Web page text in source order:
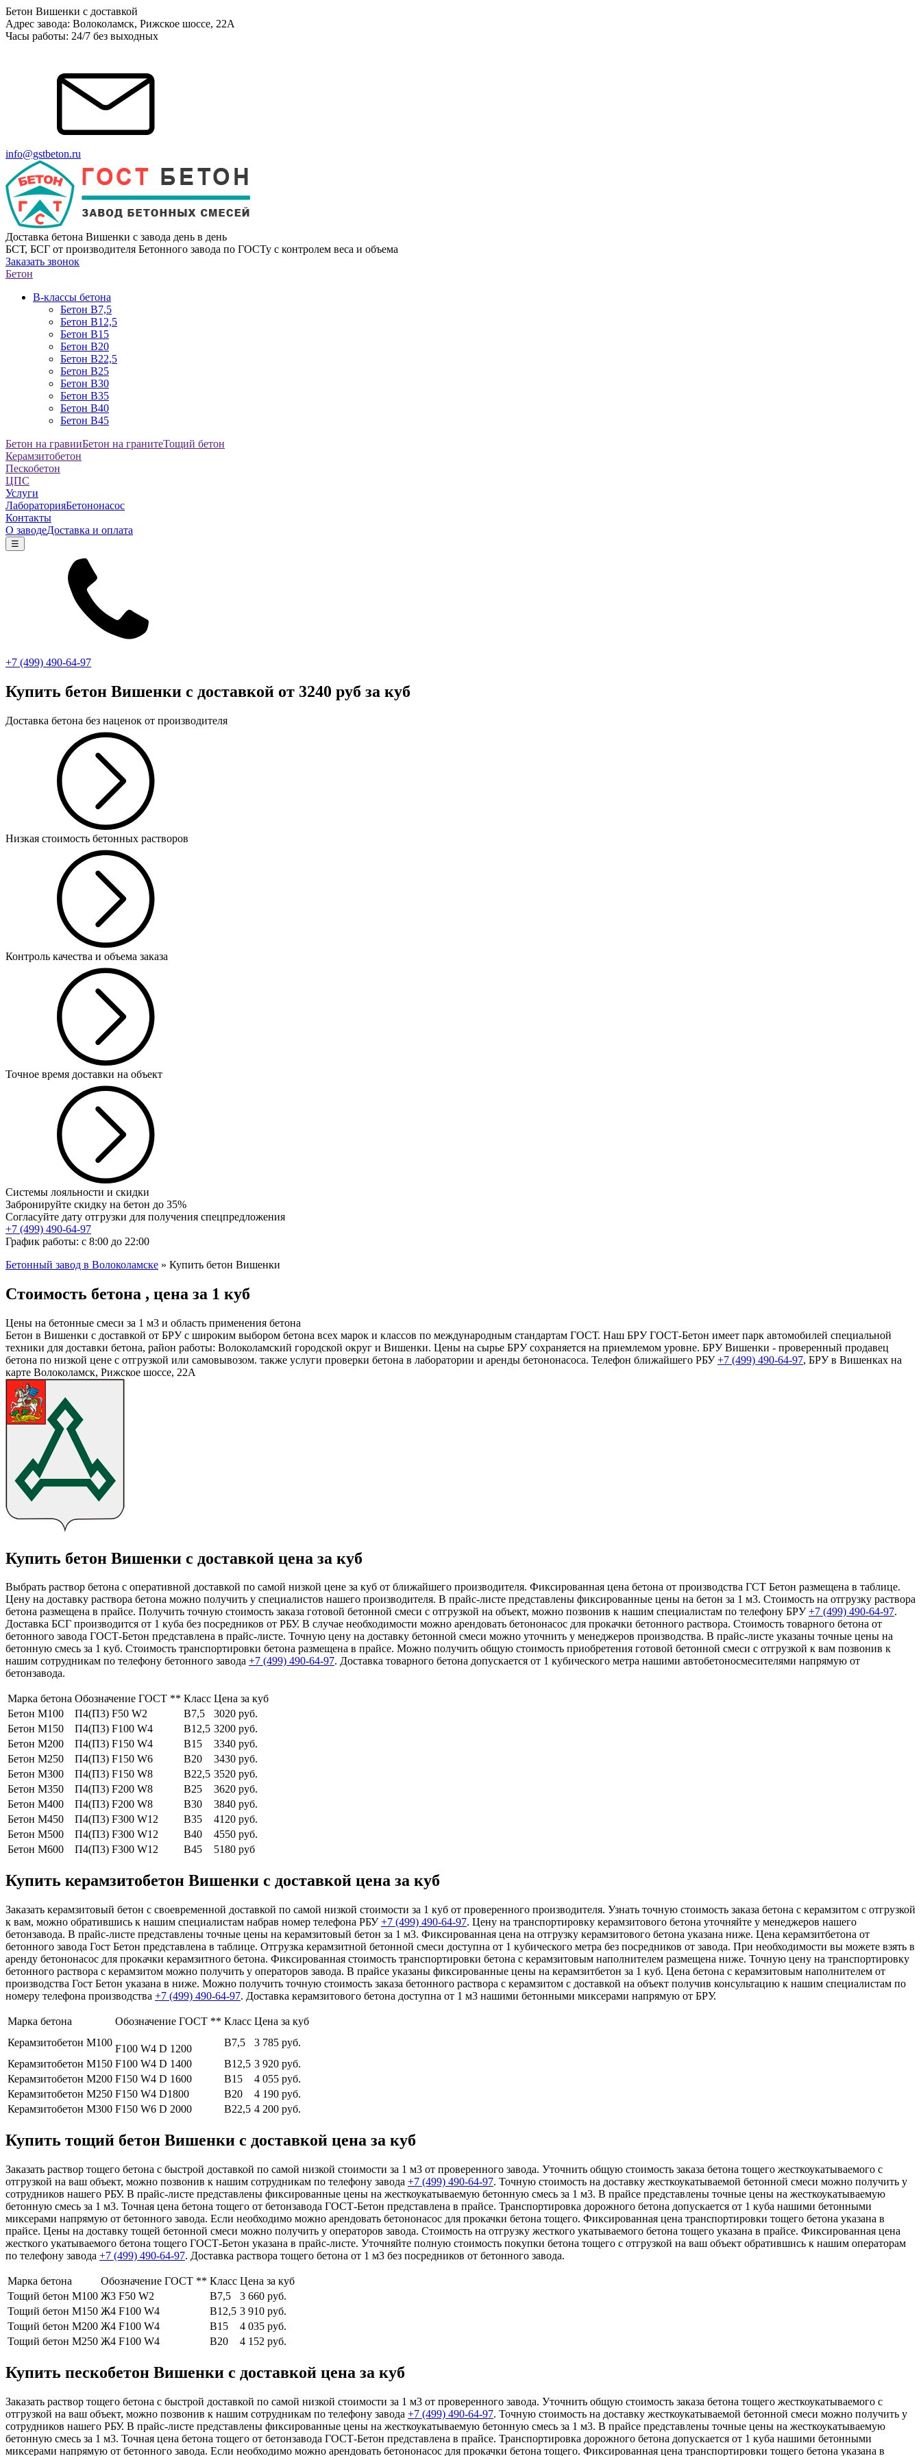
Бетон Вишенки с доставкой
Адрес завода: Волоколамск, Рижское шоссе, 22А
Часы работы: 24/7 без выходных
info@gstbeton.ru
Доставка бетона Вишенки с завода день в день
БСТ, БСГ от производителя Бетонного завода по ГОСТу с контролем веса и объема
Заказать звонок
Бетон
В-классы бетона
Бетон B7,5
Бетон B12,5
Бетон B15
Бетон B20
Бетон B22,5
Бетон B25
Бетон B30
Бетон B35
Бетон B40
Бетон B45
Бетон на гравииБетон на гранитеТощий бетон
Керамзитобетон
Пескобетон
ЦПС
Услуги
ЛабораторияБетононасос
Контакты
О заводеДоставка и оплата
☰
+7 (499) 490-64-97
Купить бетон Вишенки с доставкой от 3240 руб за куб
Доставка бетона без наценок от производителя
Низкая стоимость бетонных растворов
Контроль качества и объема заказа
Точное время доставки на объект
Системы лояльности и скидки
Забронируйте скидку на бетон до 35%
Согласуйте дату отгрузки для получения спецпредложения
+7 (499) 490-64-97
График работы: с 8:00 до 22:00
Бетонный завод в Волоколамске » Купить бетон Вишенки
Стоимость бетона , цена за 1 куб
Цены на бетонные смеси за 1 м3 и область применения бетона
Бетон в Вишенки с доставкой от БРУ с широким выбором бетона всех марок и классов по международным стандартам ГОСТ. Наш БРУ ГОСТ-Бетон имеет парк автомобилей специальной
техники для доставки бетона, район работы: Волоколамский городской округ и Вишенки. Цены на сырье БРУ сохраняется на приемлемом уровне. БРУ Вишенки - проверенный продавец
бетона по низкой цене с отгрузкой или самовывозом. также услуги проверки бетона в лаборатории и аренды бетононасоса. Телефон ближайшего РБУ+7 (499) 490-64-97, БРУ в Вишенках на
карте Волоколамск, Рижское шоссе, 22А
Купить бетон Вишенки с доставкой цена за куб
Выбрать раствор бетона с оперативной доставкой по самой низкой цене за куб от ближайшего производителя. Фиксированная цена бетона от производства ГСТ Бетон размещена в таблице.
Цену на доставку раствора бетона можно получить у специалистов нашего производителя. В прайс-листе представлены фиксированные цены на бетон за 1 м3. Стоимость на отгрузку раствора
бетона размещена в прайсе. Получить точную стоимость заказа готовой бетонной смеси с отгрузкой на объект, можно позвонив к нашим специалистам по телефону БРУ+7 (499) 490-64-97.
Доставка БСГ производится от 1 куба без посредников от РБУ. В случае необходимости можно арендовать бетононасос для прокачки бетонного раствора. Стоимость товарного бетона от
бетонного завода ГОСТ-Бетон представлена в прайс-листе. Точную цену на доставку бетонной смеси можно уточнить у менеджеров производства. В прайс-листе указаны точные цены на
бетонную смесь за 1 куб. Стоимость транспортировки бетона размещена в прайсе. Можно получить общую стоимость приобретения готовой бетонной смеси с отгрузкой к вам позвонив к
нашим сотрудникам по телефону бетонного завода +7 (499) 490-64-97. Доставка товарного бетона допускается от 1 кубического метра нашими автобетоносмесителями напрямую от
бетонзавода.
Марка бетона Обозначение ГОСТ ** Класс Цена за куб
Бетон М100
П4(П3) F50 W2 В7,5
3020 руб.
Бетон М150
П4(П3) F100 W4 В12,5 3200 руб.
Бетон М200
П4(П3) F150 W4 В15
3340 руб.
Бетон М250
П4(П3) F150 W6 В20
3430 руб.
Бетон М300
П4(П3) F150 W8 В22,5 3520 руб.
Бетон М350
П4(П3) F200 W8 В25
3620 руб.
Бетон М400
П4(П3) F200 W8 В30
3840 руб.
Бетон М450
П4(П3) F300 W12 В35
4120 руб.
Бетон М500
П4(П3) F300 W12 В40
4550 руб.
Бетон М600
П4(П3) F300 W12 В45 5180 руб
Купить керамзитобетон Вишенки с доставкой цена за куб
Заказать керамзитовый бетон с своевременной доставкой по самой низкой стоимости за 1 куб от проверенного производителя. Узнать точную стоимость заказа бетона с керамзитом с отгрузкой
к вам, можно обратившись к нашим специалистам набрав номер телефона РБУ+7 (499) 490-64-97. Цену на транспортировку керамзитового бетона уточняйте у менеджеров нашего
бетонзавода. В прайс-листе представлены точные цены на керамзитовый бетон за 1 м3. Фиксированная цена на отгрузку керамзитового бетона указана ниже. Цена керамзитбетона от
бетонного завода Гост Бетон представлена в таблице. Отгрузка керамзитной бетонной смеси доступна от 1 кубического метра без посредников от завода. При необходимости вы можете взять в
аренду бетононасос для прокачки керамзитного бетона. Фиксированная стоимость транспортировки бетона с керамзитовым наполнителем размещена ниже. Точную цену на транспортировку
бетонного раствора с керамзитом можно получить у операторов завода. В прайсе указаны фиксированные цены на керамзитбетон за 1 куб. Цена бетона с керамзитовым наполнителем от
производства Гост Бетон указана в ниже. Можно получить точную стоимость заказа бетонного раствора с керамзитом с доставкой на объект получив консультацию к нашим специалистам по
номеру телефона производства +7 (499) 490-64-97. Доставка керамзитового бетона доступна от 1 м3 нашими бетонными миксерами напрямую от БРУ.
Марка бетона Обозначение ГОСТ ** Класс Цена за куб
Керамзитобетон М100
F100 W4 D 1200
В7,5
3 785 руб.
Керамзитобетон М150 F100 W4 D 1400 В12,5 3 920 руб.
Керамзитобетон М200 F150 W4 D 1600 В15
4 055 руб.
Керамзитобетон М250 F150 W4 D1800 В20
4 190 руб.
Керамзитобетон М300 F150 W6 D 2000 В22,5 4 200 руб.
Купить тощий бетон Вишенки с доставкой цена за куб
Заказать раствор тощего бетона с быстрой доставкой по самой низкой стоимости за 1 м3 от проверенного завода. Уточнить общую стоимость заказа бетона тощего жесткоукатываемого с
отгрузкой на ваш объект, можно позвонив к нашим сотрудникам по телефону завода +7 (499) 490-64-97. Точную стоимость на доставку жесткоукатываемой бетонной смеси можно получить у
сотрудников нашего РБУ. В прайс-листе представлены фиксированные цены на жесткоукатываемую бетонную смесь за 1 м3. В прайсе представлены точные цены на жесткоукатываемую
бетонную смесь за 1 м3. Точная цена бетона тощего от бетонзавода ГОСТ-Бетон представлена в прайсе. Транспортировка дорожного бетона допускается от 1 куба нашими бетонными
миксерами напрямую от бетонного завода. Если необходимо можно арендовать бетононасос для прокачки бетона тощего. Фиксированная цена транспортировки тощего бетона указана в
прайсе. Цены на доставку тощей бетонной смеси можно получить у операторов завода. Стоимость на отгрузку жесткого укатываемого бетона тощего указана в прайсе. Фиксированная цена
жесткого укатываемого бетона тощего ГОСТ-Бетон указана в прайс-листе. Уточняйте полную стоимость покупки бетона тощего с отгрузкой на ваш объект обратившись к нашим операторам
по телефону завода +7 (499) 490-64-97. Доставка раствора тощего бетона от 1 м3 без посредников от бетонного завода.
Марка бетона Обозначение ГОСТ ** Класс Цена за куб
Тощий бетон М100 Ж3 F50 W2 В7,5
3 660 руб.
Тощий бетон М150 Ж4 F100 W4 В12,5 3 910 руб.
Тощий бетон М200 Ж4 F100 W4 В15
4 035 руб.
Тощий бетон М250 Ж4 F100 W4 В20 4 152 руб.
Купить пескобетон Вишенки с доставкой цена за куб
Заказать раствор тощего бетона с быстрой доставкой по самой низкой стоимости за 1 м3 от проверенного завода. Уточнить общую стоимость заказа бетона тощего жесткоукатываемого с
отгрузкой на ваш объект, можно позвонив к нашим сотрудникам по телефону завода +7 (499) 490-64-97. Точную стоимость на доставку жесткоукатываемой бетонной смеси можно получить у
сотрудников нашего РБУ. В прайс-листе представлены фиксированные цены на жесткоукатываемую бетонную смесь за 1 м3. В прайсе представлены точные цены на жесткоукатываемую
бетонную смесь за 1 м3. Точная цена бетона тощего от бетонзавода ГОСТ-Бетон представлена в прайсе. Транспортировка дорожного бетона допускается от 1 куба нашими бетонными
миксерами напрямую от бетонного завода. Если необходимо можно арендовать бетононасос для прокачки бетона тощего. Фиксированная цена транспортировки тощего бетона указана в